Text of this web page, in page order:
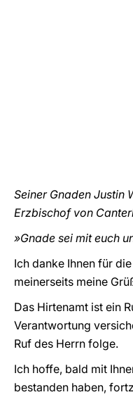
Seiner Gnaden Justin
Erzbischof von
»Gnade sei mit euch
Ich danke Ihnen für
meinerseits meine
Das Hirtenamt ist ein
Verantwortung
Ruf des Herrn folge.
Ich hoffe, bald mit
bestanden haben,